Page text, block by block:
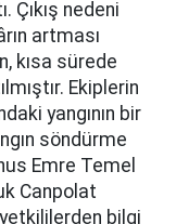
Çıkış nedeni
artması
kısa sürede
Ekiplerin
yangının bir
söndürme
Emre Temel
Canpolat
bilgi